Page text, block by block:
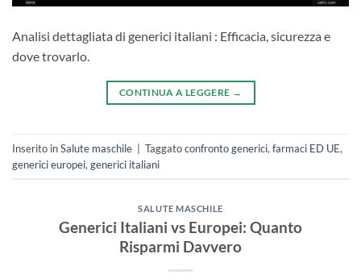
Analisi dettagliata di generici italiani : Efficacia, sicurezza e
dove trovarlo.
CONTINUA A LEGGERE →
Inserito inSalute maschile Taggatoconfronto generici, farmaci ED UE,
generici europei, generici italiani
SALUTE MASCHILE
Generici Italiani vs Europei: Quanto
Risparmi Davvero